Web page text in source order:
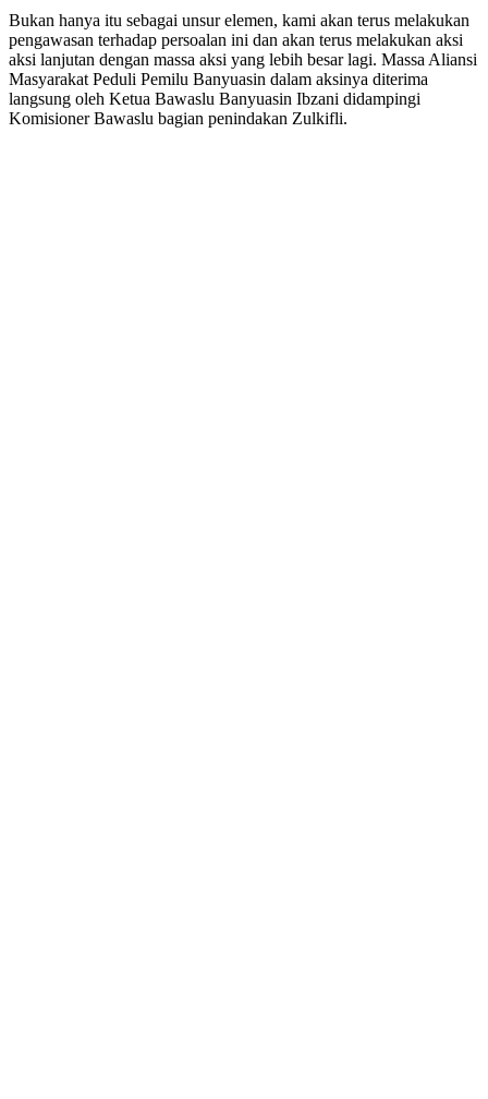
Bukan hanya itu sebagai unsur elemen, kami akan terus melakukan
pengawasan terhadap persoalan ini dan akan terus melakukan aksi
aksi lanjutan dengan massa aksi yang lebih besar lagi. Massa Aliansi
Masyarakat Peduli Pemilu Banyuasin dalam aksinya diterima
langsung oleh Ketua Bawaslu Banyuasin Ibzani didampingi
Komisioner Bawaslu bagian penindakan Zulkifli.